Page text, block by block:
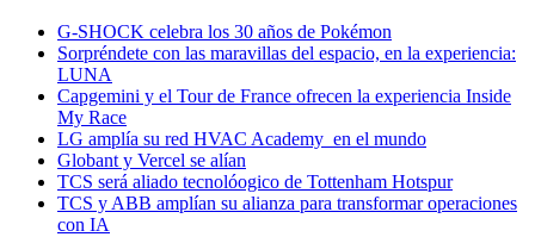
G-SHOCK celebra los 30 años de Pokémon
Sorpréndete con las maravillas del espacio, en la experiencia:
LUNA
Capgemini y el Tour de France ofrecen la experiencia Inside
My Race
LG amplía su red HVAC Academy en el mundo
Globant y Vercel se alían
TCS será aliado tecnolóogico de Tottenham Hotspur
TCS y ABB amplían su alianza para transformar operaciones
con IA